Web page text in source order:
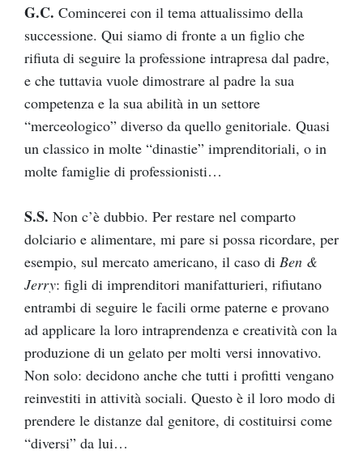
G.C. Comincerei con il tema attualissimo della
successione. Qui siamo di fronte a un figlio che
rifiuta di seguire la professione intrapresa dal padre,
e che tuttavia vuole dimostrare al padre la sua
competenza e la sua abilità in un settore
“merceologico” diverso da quello genitoriale. Quasi
un classico in molte “dinastie” imprenditoriali, o in
molte famiglie di professionisti…
S.S. Non c’è dubbio. Per restare nel comparto
dolciario e alimentare, mi pare si possa ricordare, per
esempio, sul mercato americano, il caso di Ben &
Jerry: figli di imprenditori manifatturieri, rifiutano
entrambi di seguire le facili orme paterne e provano
ad applicare la loro intraprendenza e creatività con la
produzione di un gelato per molti versi innovativo.
Non solo: decidono anche che tutti i profitti vengano
reinvestiti in attività sociali. Questo è il loro modo di
prendere le distanze dal genitore, di costituirsi come
“diversi” da lui…